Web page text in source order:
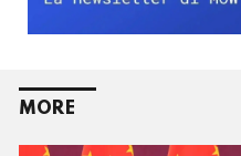
MORE